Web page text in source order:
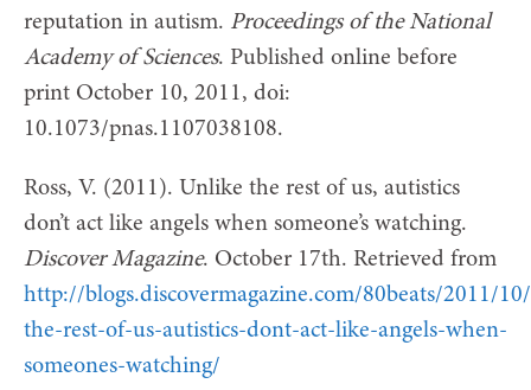
reputation in autism. Proceedings of the National
Academy of Sciences. Published online before
print October 10, 2011, doi:
10.1073/pnas.1107038108.
Ross, V. (2011). Unlike the rest of us, autistics
don’t act like angels when someone’s watching.
Discover Magazine. October 17th. Retrieved from
http://blogs.discovermagazine.com/80beats/2011/
the-rest-of-us-autistics-dont-act-like-angels-when-
someones-watching/